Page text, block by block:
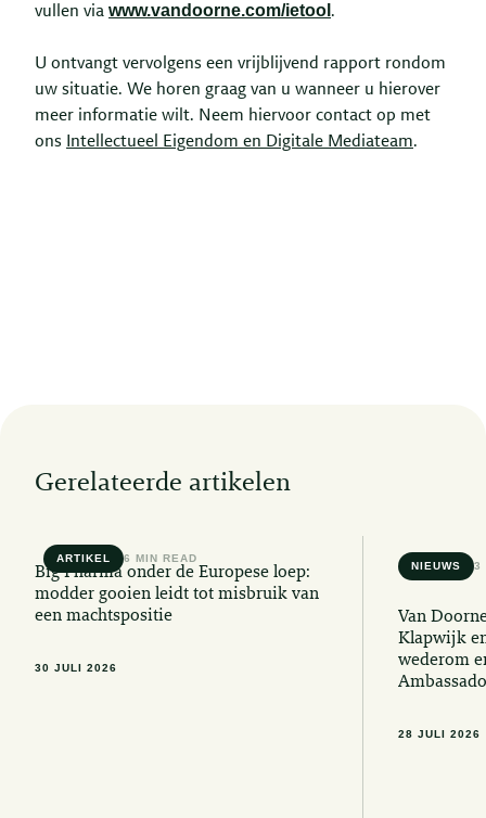
vullen via www.vandoorne.com/ietool .
U ontvangt vervolgens een vrijblijvend rapport rondom
uw situatie. We horen graag van u wanneer u hierover
meer informatie wilt. Neem hiervoor contact op met
ons Intellectueel Eigendom en Digitale Mediateam.
Gerelateerde artikelen
ARTIKEL 6 MIN READ
Big Pharma onder de Europese loep:
modder gooien leidt tot misbruik van
een machtspositie
30 JULI 2026
NIEUWS 3
Van
Klapwijk
wederom
28 JULI 2026